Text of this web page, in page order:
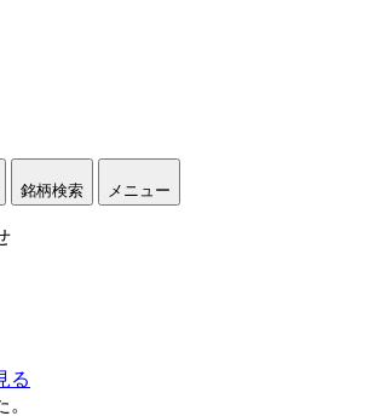
銘柄検索 メニュー
る